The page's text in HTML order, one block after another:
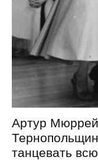
Артур
танцевать